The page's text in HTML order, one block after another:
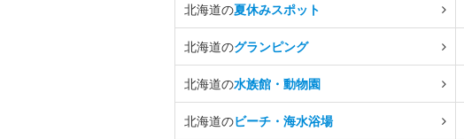
北海道の夏休みスポット
北海道のグランピング
北海道の水族館・動物園
北海道のビーチ・海水浴場